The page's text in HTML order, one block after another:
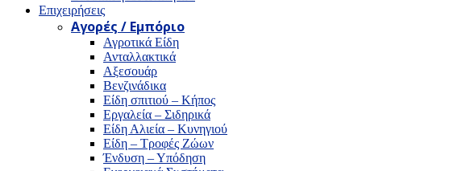
Επιχειρήσεις
Αγορές / Εμπόριο
Αγροτικά Είδη
Ανταλλακτικά
Αξεσουάρ
Βενζινάδικα
Είδη σπιτιού – Κήπος
Εργαλεία – Σιδηρικά
Είδη Αλιεία – Κυνηγιού
Είδη – Τροφές Ζώων
Ένδυση – Υπόδηση